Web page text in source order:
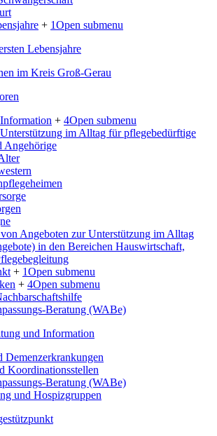
+ 1Open submenu
Lebensjahre
im Kreis Groß-Gerau
+ 4Open submenu
im Alltag für pflegebedürftige
Angehörige
Angeboten zur Unterstützung im Alltag
in den Bereichen Hauswirtschaft,
+ 1Open submenu
+ 4Open submenu
Beratung (WABe)
und Information
Demenzerkrankungen
Koordinationsstellen
Beratung (WABe)
und Hospizgruppen